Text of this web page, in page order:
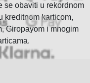
se obaviti u rekordnom
kreditnom karticom,
Giropayom i mnogim